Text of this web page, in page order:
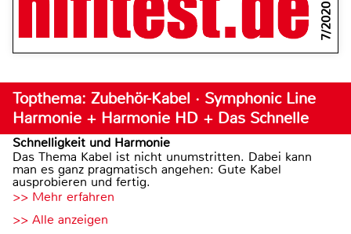
7/2020
Topthema: Zubehör-Kabel · Symphonic Line
Harmonie + Harmonie HD + Das Schnelle
Schnelligkeit und Harmonie
Das Thema Kabel ist nicht unumstritten. Dabei kann
man es ganz pragmatisch angehen: Gute Kabel
ausprobieren und fertig.
>> Mehr erfahren
>> Alle anzeigen